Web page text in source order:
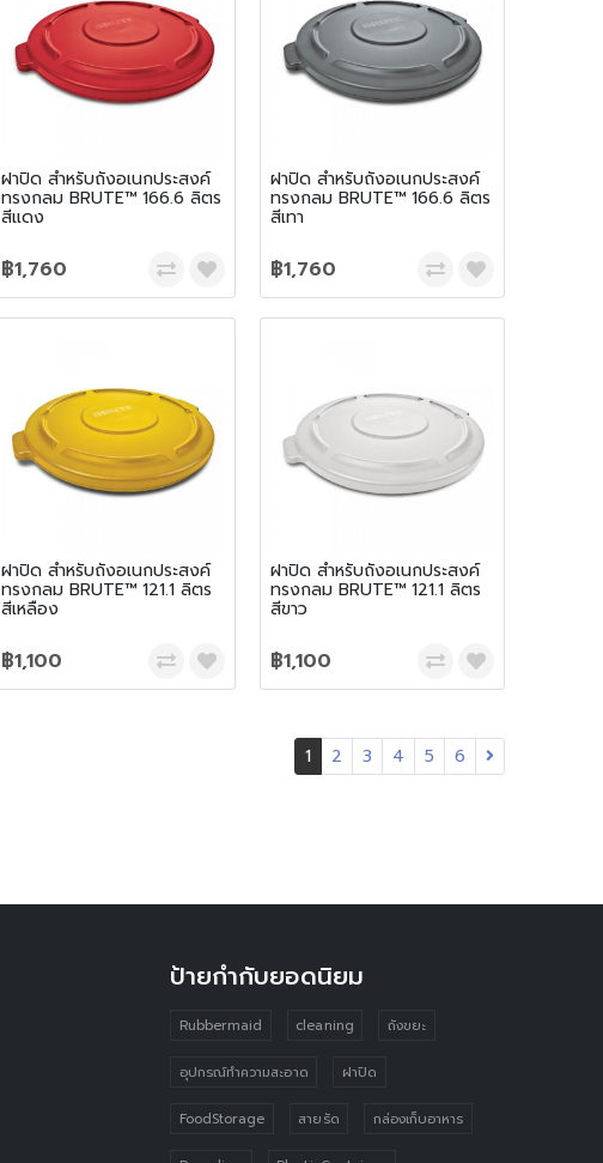
ฝาปิด สำหรับถังอเนกประสงค์
ทรงกลม BRUTE™ 166.6 ลิตร
สีแดง
฿1,760
ฝาปิด สำหรับถังอเนกประสงค์
ทรงกลม BRUTE™ 166.6 ลิตร
สีเทา
฿1,760
ฝาปิด สำหรับถังอเนกประสงค์
ทรงกลม BRUTE™ 121.1 ลิตร
สีเหลือง
฿1,100
ฝาปิด สำหรับถังอเนกประสงค์
ทรงกลม BRUTE™ 121.1 ลิตร
สีขาว
฿1,100
1 2 3 4 5 6
ป้ายกำกับยอดนิยม
Rubbermaid cleaning ถังขยะ
อุปกรณ์ทำความสะอาด ฝาปิด
FoodStorage สายรัด กล่องเก็บอาหาร